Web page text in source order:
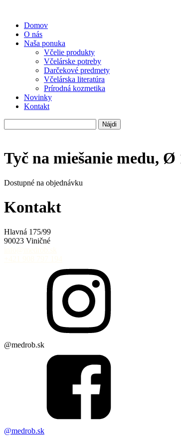
Domov
O nás
Naša ponuka
Včelie produkty
Včelárske potreby
Darčekové predmety
Včelárska literatúra
Prírodná kozmetika
Novinky
Kontakt
Tyč na miešanie medu,
Dostupné na objednávku
Kontakt
Hlavná 175/99
90023 Viničné
@medrob.sk
@medrob.sk